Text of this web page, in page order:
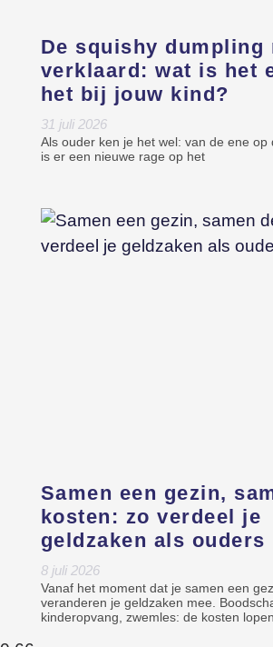
De squishy dumpling
verklaard: wat is het
het bij jouw kind?
31 juli 2026
Als ouder ken je het wel: van de ene op
is er een nieuwe rage op het
Samen een gezin,
kosten: zo verdeel je
geldzaken als ouders
8 juli 2026
Vanaf het moment dat je samen een
veranderen je geldzaken mee.
kinderopvang, zwemles: de kosten lopen